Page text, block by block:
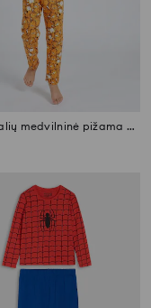
Dviejų dalių medvilninė pižama Garfield